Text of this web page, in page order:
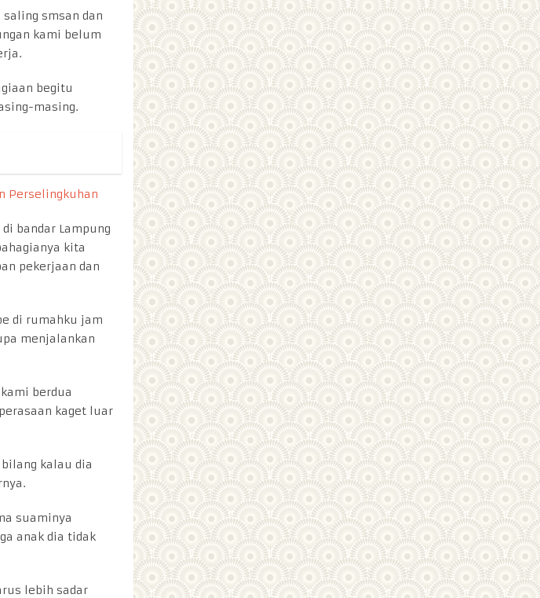
smsan dan
kami belum
begitu
masing.
Perselingkuhan
bandar Lampung
kita
pekerjaan dan
di rumahku jam
menjalankan
berdua
kaget luar
kalau dia
suaminya
anak dia tidak
lebih sadar